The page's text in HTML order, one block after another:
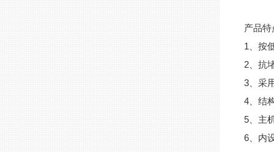
产品特
1、按
2、抗
3、采
4、结
5、主
6、内